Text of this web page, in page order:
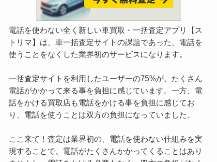
電話を使わない全く新しい車買取・一括査定アプリ【ス
トリマ】は、車一括査定サイトの課題であった、電話を
使うことをなくした業界初のサービスになります。
一括査定サイトを利用したユーザーの75%が、たくさん
電話がかかって来る事を負担に感じています。一方、電
話をかける買取店も電話をかける事を負担に感じてお
り、電話を使うことは双方の負担になっていました。
ここ来て！査定は業界初の、電話を使わない仕組みを実
現することで、電話がたくさんかかってくることはあり